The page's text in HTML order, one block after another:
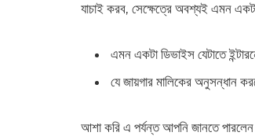
যাচাই করব, সেক্ষেত্রে অবশ্যই এমন একটা
এমন একটা ডিভাইস যেটাতে
যে জায়গার মালিকের অনুসন্ধান
আশা করি এ পর্যন্ত আপনি জানতে পারলেন